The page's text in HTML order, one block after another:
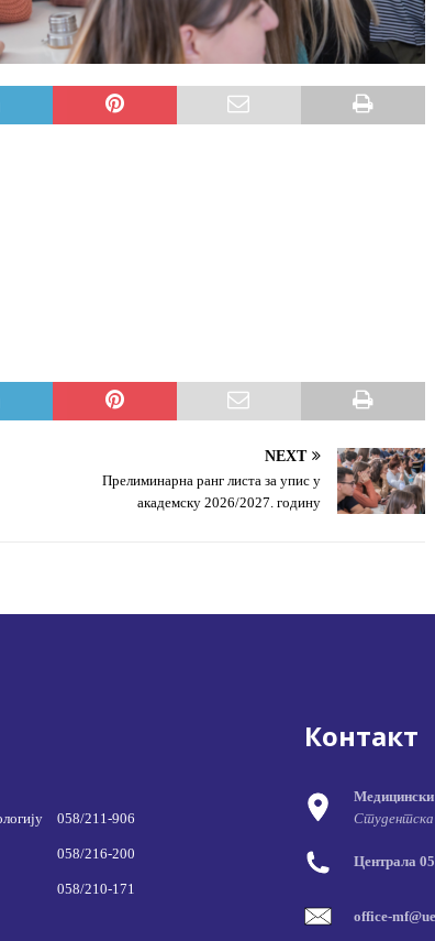
NEXT
Прелиминарна ранг листа за упис у
академску 2026/2027. годину
058/211-906
058/216-200
058/210-171
Контакт
Студентска
Централа
office-